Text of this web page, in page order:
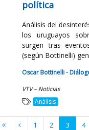
política
Análisis del
los uruguayos
surgen tras
(según Bottinelli)
Oscar Bottinelli -
VTV – Noticias
Análisis
1 2 3 4